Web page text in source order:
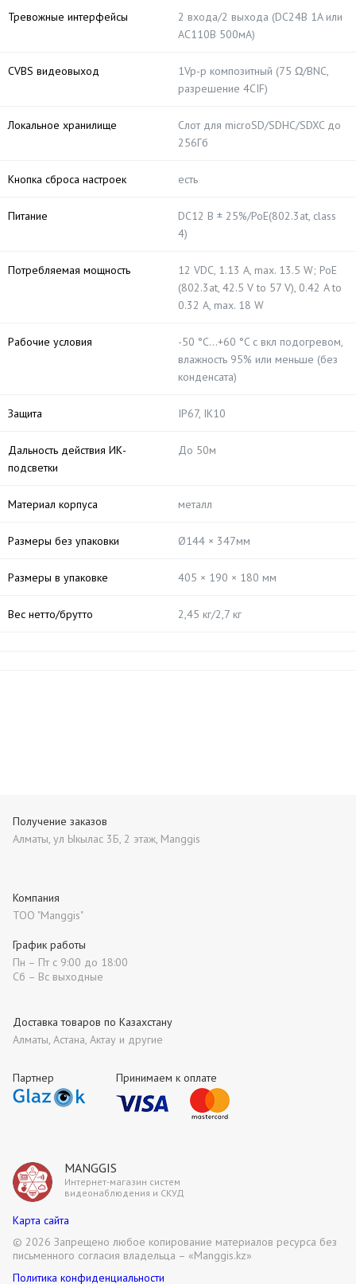
Тревожные интерфейсы
2 входа/2 выхода (DC24В 1A или
AC110В 500мA)
CVBS видеовыход
1Vp-p композитный (75 Ω/BNC,
разрешение 4CIF)
Локальное хранилище
Слот для microSD/SDHC/SDXC до
256Гб
Кнопка сброса настроек есть
Питание
DC12 В ± 25%/PoE(802.3at, class
4)
Потребляемая мощность
12 VDC, 1.13 A, max. 13.5 W; PoE
(802.3at, 42.5 V to 57 V), 0.42 A to
0.32 A, max. 18 W
Рабочие условия
-50 °C…+60 °C с вкл подогревом,
влажность 95% или меньше (без
конденсата)
Защита IP67, IK10
Дальность действия ИК-
подсветки
До 50м
Материал корпуса металл
Размеры без упаковки Ø144 × 347мм
Размеры в упаковке 405 × 190 × 180 мм
Вес нетто/брутто 2,45 кг/2,7 кг
MANGGIS
Интернет-магазин систем
видеонаблюдения и СКУД
Партнер Принимаем к оплате
Получение заказов
Алматы, ул Ыкылас 3Б, 2 этаж, Manggis
Компания
ТОО "Manggis"
Доставка товаров по Казахстану
Алматы, Астана, Актау и другие
График работы
Пн – Пт с 9:00 до 18:00
Сб – Вс выходные
Карта сайта
Политика конфиденциальности
© 2026 Запрещено любое копирование материалов ресурса без
письменного согласия владельца – «Manggis.kz»